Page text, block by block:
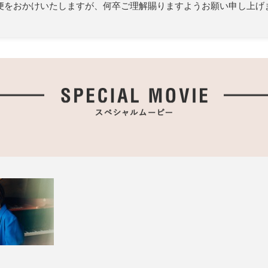
をおかけいたしますが、何卒ご理解賜りますようお願い申し上げ